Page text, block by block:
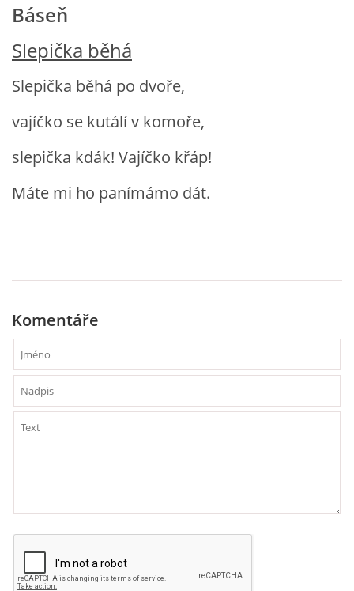
VÝTVARNÉ AKTIVITY - JARO
VÝTVARNÉ AKTIVITY - LÉTO
VÝTVARNÉ AKTIVITY - ZIMA
HÁDANKY K TÉMATU JARO, LÉTO, PODZIM,ZIMA
PÍSNĚ K TÉMATU JARO
BÁSNĚ K TÉMATU JARO
POHYBOVÉ AKTIVITY NA TÉMA JARO
POHYBOVÉ AKTIVITY NA TÉMA LÉTO
Báseň
Slepička běhá
Slepička běhá po dvoře,
vajíčko se kutálí v komoře,
slepička kdák! Vajíčko křáp!
Máte mi ho panímámo dát.
Komentáře